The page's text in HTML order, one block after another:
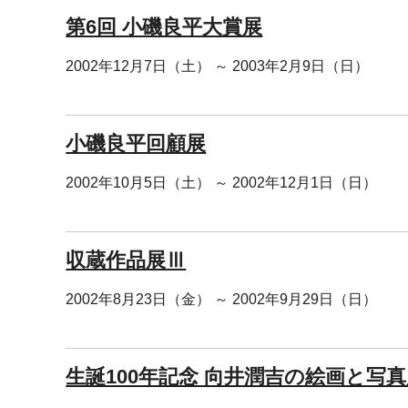
第6回 小磯良平大賞展
2002年12月7日（土） ～ 2003年2月9日（日）
小磯良平回顧展
2002年10月5日（土） ～ 2002年12月1日（日）
収蔵作品展Ⅲ
2002年8月23日（金） ～ 2002年9月29日（日）
生誕100年記念 向井潤吉の絵画と写